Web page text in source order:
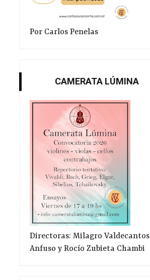
Por Carlos Penelas
CAMERATA LÚMINA
Directoras: Milagro Valdecantos
Anfuso y Rocío Zubieta Chambi